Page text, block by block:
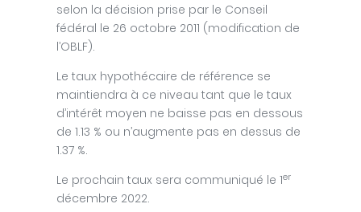
selon la décision prise par le Conseil
fédéral le 26 octobre 2011 (modification de
l’OBLF).
Le taux hypothécaire de référence se
maintiendra à ce niveau tant que le taux
d’intérêt moyen ne baisse pas en dessous
de 1.13 % ou n’augmente pas en dessus de
1.37 %.
Le prochain taux sera communiqué le 1er
décembre 2022.